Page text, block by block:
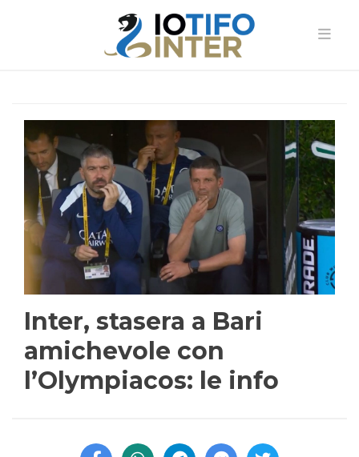
Inter, stasera a Bari
amichevole con
l’Olympiacos: le info